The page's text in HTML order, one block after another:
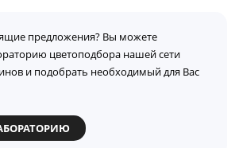
предложения? Вы можете
цветоподбора нашей сети
и подобрать необходимый для Вас